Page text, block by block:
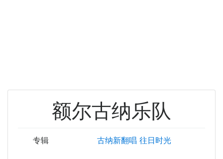
额尔古纳乐队
专辑 古纳新翻唱 往日时光